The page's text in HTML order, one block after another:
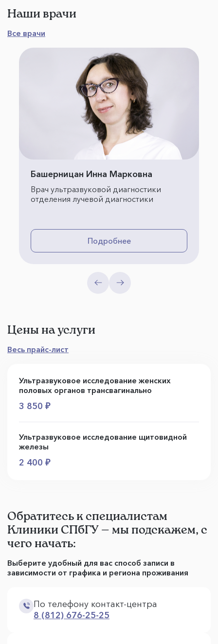
Наши врачи
Все врачи
Башерницан Инна Марковна
Врач ультразвуковой диагностики
отделения лучевой диагностики
Подробнее
Цены на услуги
Весь прайс-лист
Ультразвуковое исследование женских
половых органов трансвагинально
3 850 ₽
Ультразвуковое исследование щитовидной
железы
2 400 ₽
Обратитесь к специалистам
Клиники СПбГУ — мы подскажем, с
чего начать:
Выберите удобный для вас способ записи в
зависимости от графика и региона проживания
По телефону контакт-центра
8 (812) 676-25-25